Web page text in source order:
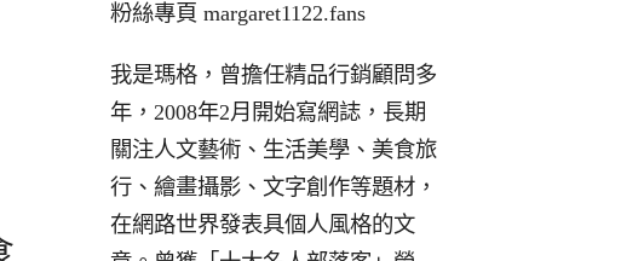
粉絲專頁 margaret1122.fans
我是瑪格，曾擔任精品行銷顧問多
年，2008年2月開始寫網誌，長期
關注人文藝術、生活美學、美食旅
行、繪畫攝影、文字創作等題材，
在網路世界發表具個人風格的文